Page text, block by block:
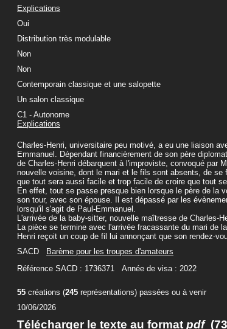
Explications
Oui
Distribution très modulable
Non
Non
Contemporain classique et une salopette
Un salon classique
C1 - Autonome
Explications
Charles-Henri, universitaire peu motivé, a eu une liaison
Emmanuel. Dépendant financièrement de son père
de Charles-Henri débarquent à l'improviste, convoqué par
nouvelle voisine, dont le mari et le fils sont absents, de
que tout sera aussi facile et trop facile de croire que tout
En effet, tout se passe presque bien lorsque le père de la
son tour, avec son épouse. Il est dépassé par les
lorsqu'il s'agit de Paul-Emmanuel.
L'arrivée de la baby-sitter, nouvelle maîtresse de Charles-
La pièce se termine avec l'arrivée fracassante du mari de
Henri reçoit un coup de fil lui annonçant que son rendez-
SACD
Barème pour les troupes d'amateurs
Référence SACD : 1736371 Année de visa : 2022
55 créations (245 représentations) passées ou à venir
10/06/2026
Télécharger le texte au format pdf